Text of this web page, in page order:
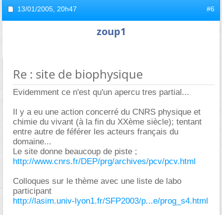
13/01/2005, 20h47 #6
zoup1
Re : site de biophysique
Evidemment ce n'est qu'un apercu tres partial...
Il y a eu une action concerré du CNRS physique et
chimie du vivant (à la fin du XXème siècle); tentant
entre autre de féférer les acteurs français du
domaine...
Le site donne beaucoup de piste ;
http://www.cnrs.fr/DEP/prg/archives/pcv/pcv.html
Colloques sur le thème avec une liste de labo
participant
http://lasim.univ-lyon1.fr/SFP2003/p...e/prog_s4.html